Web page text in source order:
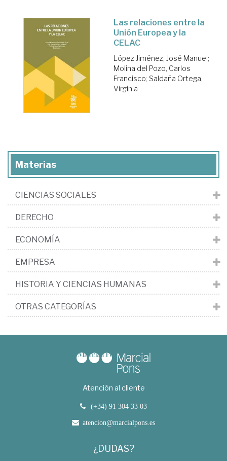
Las relaciones entre la
Unión Europea y la
CELAC
López Jiménez, José Manuel;
Molina del Pozo, Carlos
Francisco; Saldaña Ortega,
Virginia
Materias
CIENCIAS SOCIALES
DERECHO
ECONOMÍA
EMPRESA
HISTORIA Y CIENCIAS HUMANAS
OTRAS CATEGORÍAS
Atención al cliente
(+34) 91 304 33 03
atencion@marcialpons.es
¿DUDAS?